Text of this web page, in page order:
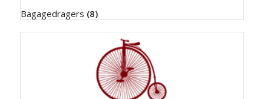
Bagagedragers (8)